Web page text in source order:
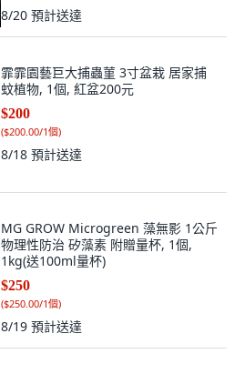
8/20 預計送達
霏霏園藝巨大捕蟲菫 3寸盆栽 居家捕
蚊植物, 1個, 紅盆200元
$200
($200.00/1個)
8/18 預計送達
MG GROW Microgreen 藻無影 1公斤
物理性防治 矽藻素 附贈量杯, 1個,
1kg(送100ml量杯)
$250
($250.00/1個)
8/19 預計送達